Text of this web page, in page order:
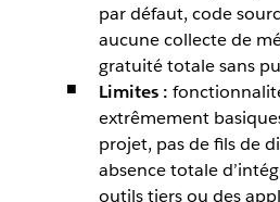
par défaut, code
aucune collecte de
gratuité totale sans
Limites :
extrêmement
projet, pas de fils de
absence totale
outils tiers ou des